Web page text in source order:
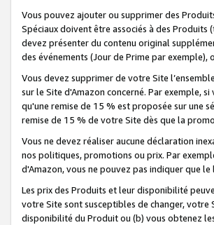
Vous pouvez ajouter ou supprimer des
Spéciaux doivent être associés à des
devez présenter du contenu original
des événements (Jour de Prime par
Vous devez supprimer de votre Site
sur le Site d'Amazon concerné. Par exemple,
qu'une remise de 15 % est proposée sur une
remise de 15 % de votre Site dès que la
Vous ne devez réaliser aucune déclaration
nos politiques, promotions ou prix. Par
d'Amazon, vous ne pouvez pas indiquer que
Les prix des Produits et leur disponibilité
votre Site sont susceptibles de changer,
disponibilité du Produit ou (b) vous obtenez